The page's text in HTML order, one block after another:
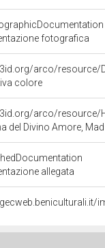
fotografica
arco/resource/
colore
arco/resource/
del Divino Amore,
allegata